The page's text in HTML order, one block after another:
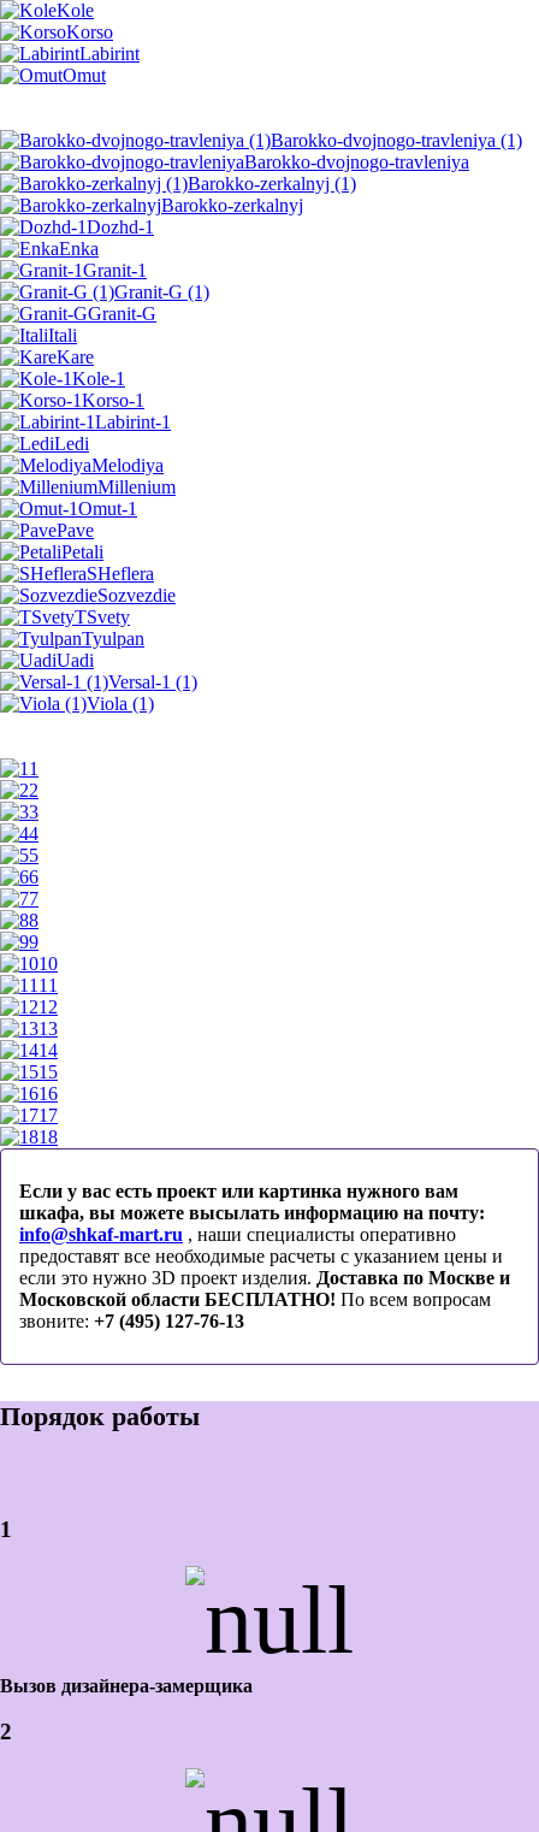
Kole
Korso
Labirint
Omut
Barokko-dvojnogo-travleniya (1)
Barokko-dvojnogo-travleniya
Barokko-zerkalnyj (1)
Barokko-zerkalnyj
Dozhd-1
Enka
Granit-1
Granit-G (1)
Granit-G
Itali
Kare
Kole-1
Korso-1
Labirint-1
Ledi
Melodiya
Millenium
Omut-1
Pave
Petali
SHeflera
Sozvezdie
TSvety
Tyulpan
Uadi
Versal-1 (1)
Viola (1)
1
2
3
4
5
6
7
8
9
10
11
12
13
14
15
16
17
18
Если у вас есть проект или картинка нужного вам
шкафа, вы можете высылать информацию на почту:
info@shkaf-mart.ru , наши специалисты оперативно
предоставят все необходимые расчеты с указанием цены и
если это нужно 3D проект изделия. Доставка по Москве и
Московской области БЕСПЛАТНО! По всем вопросам
звоните: +7 (495) 127-76-13
Порядок работы
1
Вызов дизайнера-замерщика
2